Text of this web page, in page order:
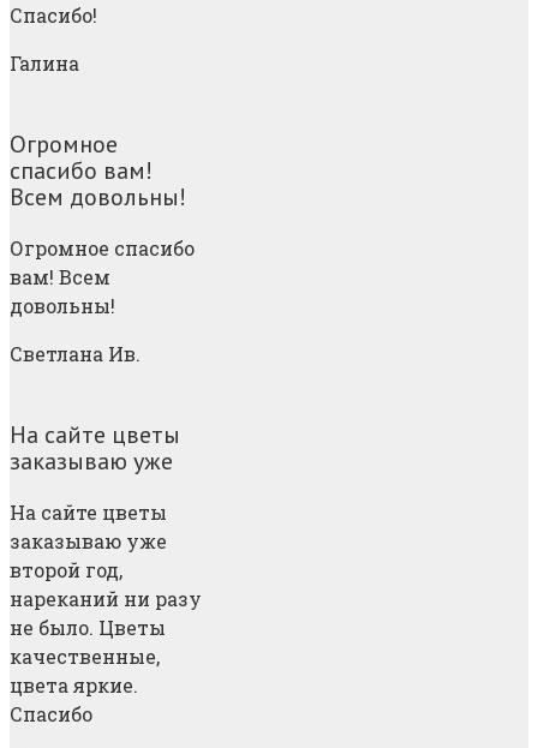
Спасибо!
Галина
Огромное
спасибо вам!
Всем довольны!
Огромное спасибо
вам! Всем
довольны!
Светлана Ив.
На сайте цветы
заказываю уже
На сайте цветы
заказываю уже
второй год,
нареканий ни разу
не было. Цветы
качественные,
цвета яркие.
Спасибо